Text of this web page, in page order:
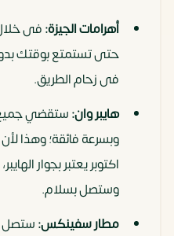
أهرامات الجيزة:فى
حتى تستمتع بوقتك
فى زحام الطريق.
هايبر وان:ستقضي جميع
اكتوبر يعتبر بجوار
وستصل بسلام.
مطار سفينكس:ستصل